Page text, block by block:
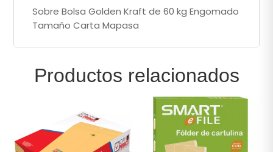
Mapasa®
cantidad
Sobre Bolsa Golden Kraft de 60 kg Engomado
Tamaño Carta Mapasa
Productos relacionados